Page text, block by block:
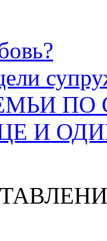
ПО
И